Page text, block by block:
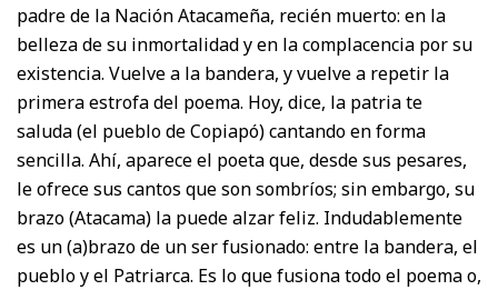
padre de la Nación Atacameña, recién muerto: en la
belleza de su inmortalidad y en la complacencia por su
existencia. Vuelve a la bandera, y vuelve a repetir la
primera estrofa del poema. Hoy, dice, la patria te
saluda (el pueblo de Copiapó) cantando en forma
sencilla. Ahí, aparece el poeta que, desde sus pesares,
le ofrece sus cantos que son sombríos; sin embargo, su
brazo (Atacama) la puede alzar feliz. Indudablemente
es un (a)brazo de un ser fusionado: entre la bandera, el
pueblo y el Patriarca. Es lo que fusiona todo el poema o,